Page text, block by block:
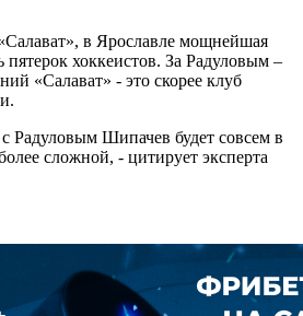
в Ярославле мощнейшая
хоккеистов. За Радуловым –
«Салават» - это скорее клуб
Радуловым Шипачев будет совсем в
сложной, - цитирует эксперта